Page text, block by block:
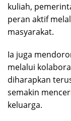
kuliah,
peran aktif
masyarakat.
Ia juga
melalui
diharapkan
semakin
keluarga.